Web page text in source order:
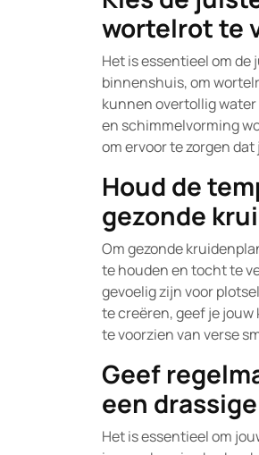
wortelrot te
Het is essentieel om
binnenshuis, om
kunnen overtollig
en schimmelvorming
om ervoor te zorgen
Houd de
gezonde
Om gezonde
te houden en tocht te
gevoelig zijn voor
te creëren, geef je
te voorzien van verse
Geef
een
Het is essentieel om